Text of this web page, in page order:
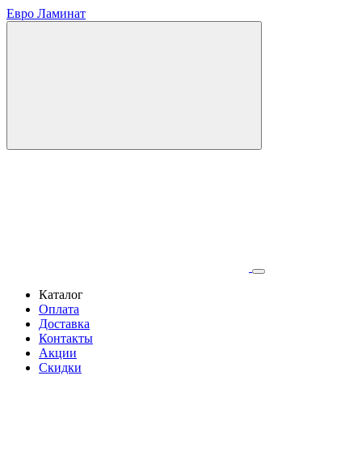
Евро Ламинат
Каталог
Оплата
Доставка
Контакты
Акции
Скидки